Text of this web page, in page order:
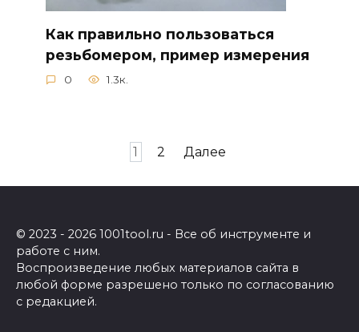
Как правильно пользоваться
резьбомером, пример измерения
0 1.3к.
1 2 Далее
© 2023 - 2026 1001tool.ru - Все об инструменте и
работе с ним.
Воспроизведение любых материалов сайта в
любой форме разрешено только по согласованию
с редакцией.